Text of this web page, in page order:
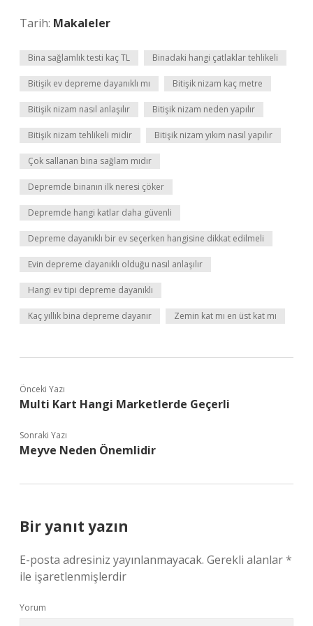
Tarih: Makaleler
Bina sağlamlık testi kaç TL Binadaki hangi çatlaklar tehlikeli
Bitişik ev depreme dayanıklı mı Bitişik nizam kaç metre
Bitişik nizam nasıl anlaşılır Bitişik nizam neden yapılır
Bitişik nizam tehlikeli midir Bitişik nizam yıkım nasıl yapılır
Çok sallanan bina sağlam mıdır
Depremde binanın ilk neresi çöker
Depremde hangi katlar daha güvenli
Depreme dayanıklı bir ev seçerken hangisine dikkat edilmeli
Evin depreme dayanıklı olduğu nasıl anlaşılır
Hangi ev tipi depreme dayanıklı
Kaç yıllık bina depreme dayanır Zemin kat mı en üst kat mı
Önceki Yazı
Multi Kart Hangi Marketlerde Geçerli
Sonraki Yazı
Meyve Neden Önemlidir
Bir yanıt yazın
E-posta adresiniz yayınlanmayacak. Gerekli alanlar*
ile işaretlenmişlerdir
Yorum